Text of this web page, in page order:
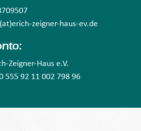
zeigner-haus-ev.de
Zeigner-Haus e.V.
555 92 11 002 798 96